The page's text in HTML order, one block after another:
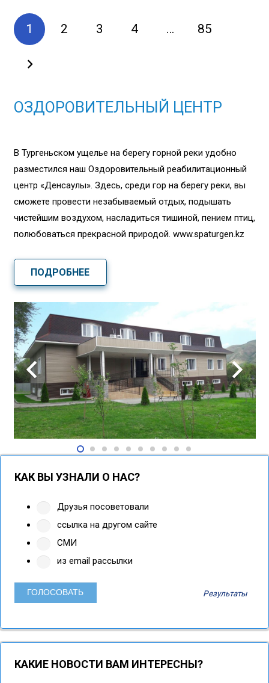
1 2 3 4 … 85
ОЗДОРОВИТЕЛЬНЫЙ ЦЕНТР
В Тургеньском ущелье на берегу горной реки удобно
разместился наш Оздоровительный реабилитационный
центр «Денсаулық». Здесь, среди гор на берегу реки, вы
сможете провести незабываемый отдых, подышать
чистейшим воздухом, насладиться тишиной, пением птиц,
полюбоваться прекрасной природой. www.spaturgen.kz
ПОДРОБНЕЕ
КАК ВЫ УЗНАЛИ О НАС?
Друзья посоветовали
ссылка на другом сайте
СМИ
из email рассылки
Результаты
КАКИЕ НОВОСТИ ВАМ ИНТЕРЕСНЫ?